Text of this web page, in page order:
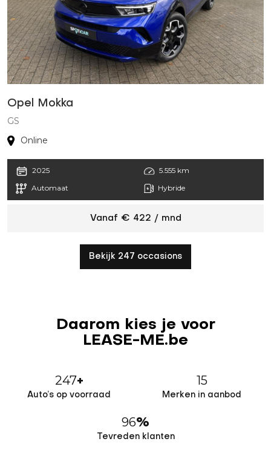
Opel Mokka
GS
Online
2025
5.555 km
Automaat
Hybride
Vanaf € 422 / mnd
Bekijk 247 occasions
Daarom kies je voor
LEASE-ME.be
247+
Auto’s op voorraad
15
Merken in aanbod
96%
Tevreden klanten